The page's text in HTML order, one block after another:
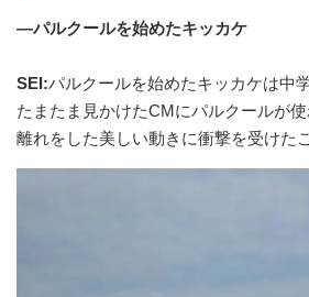
―パルクールを始めたキッカケ
SEI:パルクールを始めたキッカケは中
たまたま見かけたCMにパルクールが
離れをした美しい動きに衝撃を受けた